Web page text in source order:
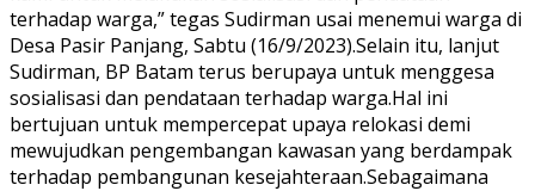
terhadap warga,” tegas Sudirman usai menemui warga di
Desa Pasir Panjang, Sabtu (16/9/2023).Selain itu, lanjut
Sudirman, BP Batam terus berupaya untuk menggesa
sosialisasi dan pendataan terhadap warga.Hal ini
bertujuan untuk mempercepat upaya relokasi demi
mewujudkan pengembangan kawasan yang berdampak
terhadap pembangunan kesejahteraan.Sebagaimana